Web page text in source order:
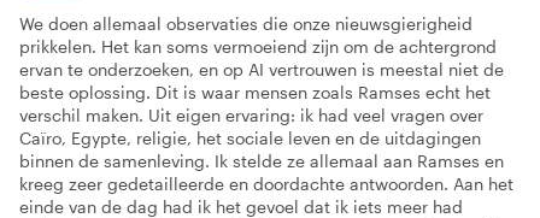
We doen allemaal observaties die onze nieuwsgierigheid
prikkelen. Het kan soms vermoeiend zijn om de achtergrond
ervan te onderzoeken, en op AI vertrouwen is meestal niet de
beste oplossing. Dit is waar mensen zoals Ramses echt het
verschil maken. Uit eigen ervaring: ik had veel vragen over
Caïro, Egypte, religie, het sociale leven en de uitdagingen
binnen de samenleving. Ik stelde ze allemaal aan Ramses en
kreeg zeer gedetailleerde en doordachte antwoorden. Aan het
einde van de dag had ik het gevoel dat ik iets meer had